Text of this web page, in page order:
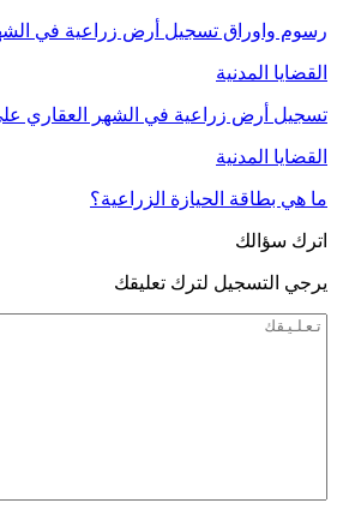
رسوم واوراق تسجيل أرض زراعية في
القضايا المدنية
تسجيل أرض زراعية في الشهر العقاري
القضايا المدنية
ما هي بطاقة الحيازة الزراعية؟
اترك سؤالك
يرجي التسجيل لترك تعليقك